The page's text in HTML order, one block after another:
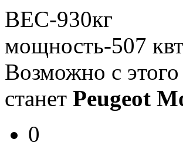
ВЕС-930кг
мощность-507 квт
Возможно с
станет Peugeot
0